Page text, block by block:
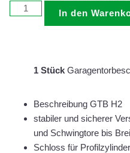
In den
1 Stück
Beschreibung GTB H2
stabiler und sicherer
und Schwingtore bis
Schloss für